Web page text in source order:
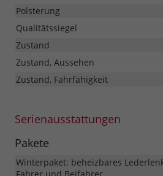
Polsterung
Qualitätssiegel
Zustand
Zustand, Aussehen
Zustand, Fahrfähigkeit
Serienausstattungen
Pakete
Winterpaket: beheizbares